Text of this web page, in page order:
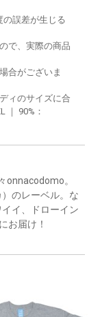
誤差が生じる
で、実際の商品
合がございま
ィのサイズに合
｜ 90%：
onnacodomo。
のレーベル。な
イ、ドローイン
お届け！